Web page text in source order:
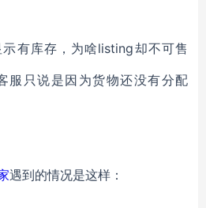
示有库存，为啥listing却不可售
服只说是因为货物还没有分配
遇到的情况是这样：